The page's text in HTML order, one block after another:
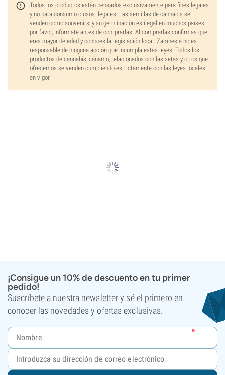
Todos los productos están pensados exclusivamente para fines legales
y no para consumo o usos ilegales. Las semillas de cannabis se
venden como souvenirs, y su germinación es ilegal en muchos países—
por favor, infórmate antes de comprarlas. Al comprarlas confirmas que
eres mayor de edad y conoces la legislación local. Zamnesia no es
responsable de ninguna acción que incumpla estas leyes. Todos los
productos de cannabis, cáñamo, relacionados con las setas y otros que
ofrecemos se venden cumpliendo estrictamente con las leyes locales
en vigor.
¡Consigue un 10% de descuento en tu primer
pedido!
Suscríbete a nuestra newsletter y sé el primero en
conocer las novedades y ofertas exclusivas.